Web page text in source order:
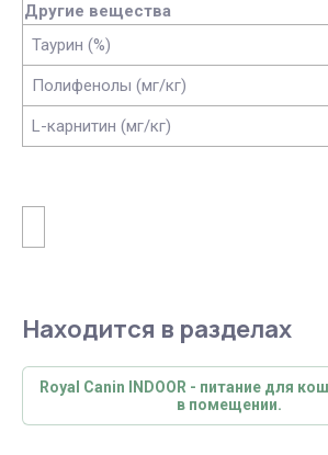
Другие вещества
Таурин (%)
Полифенолы (мг/кг)
L-карнитин (мг/кг)
Находится в разделах
Royal Canin INDOOR - питание для
в помещении.